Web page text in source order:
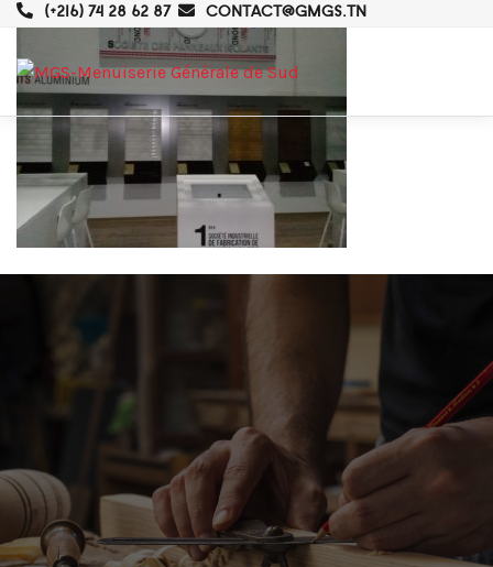
(+216) 74 28 62 87 CONTACT@GMGS.TN